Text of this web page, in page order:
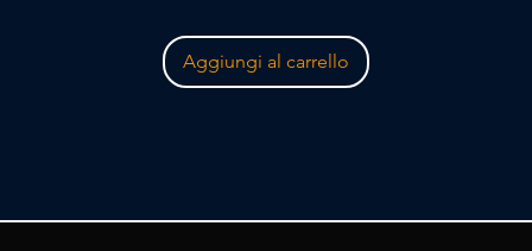
Aggiungi al carrello